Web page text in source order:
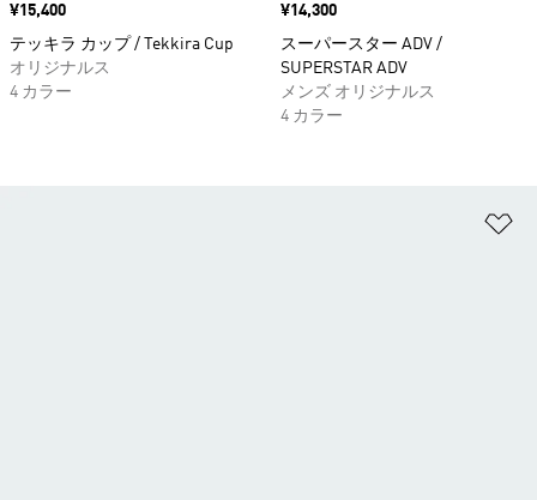
価格
¥15,400
テッキラ カップ / Tekkira Cup
オリジナルス
4 カラー
価格
¥14,300
スーパースター ADV /
SUPERSTAR ADV
メンズ オリジナルス
4 カラー